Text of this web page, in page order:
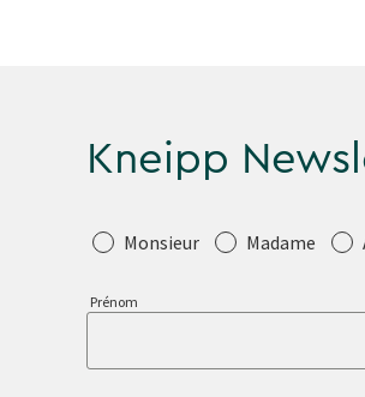
Kneipp
Salutation
Monsieur Madame
Prénom